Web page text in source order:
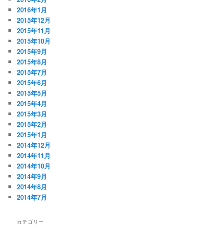
2016年1月
2015年12月
2015年11月
2015年10月
2015年9月
2015年8月
2015年7月
2015年6月
2015年5月
2015年4月
2015年3月
2015年2月
2015年1月
2014年12月
2014年11月
2014年10月
2014年9月
2014年8月
2014年7月
カテゴリー